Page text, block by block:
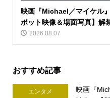
映画『Michael／マイケル
ポット映像＆場面写真】
2026.08.07
おすすめ記事
エンタメ
映画『